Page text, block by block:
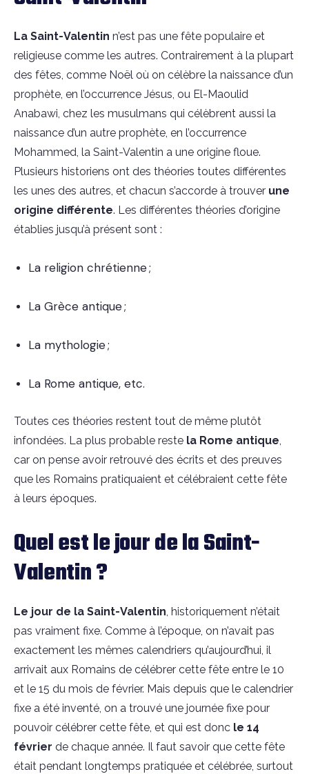
La Saint-Valentin n’est pas une fête populaire et
religieuse comme les autres. Contrairement à la plupart
des fêtes, comme Noël où on célèbre la naissance d’un
prophète, en l’occurrence Jésus, ou El-Maoulid
Anabawi, chez les musulmans qui célèbrent aussi la
naissance d’un autre prophète, en l’occurrence
Mohammed, la Saint-Valentin a une origine floue.
Plusieurs historiens ont des théories toutes différentes
les unes des autres, et chacun s’accorde à trouver une
origine différente. Les différentes théories d’origine
établies jusqu’à présent sont :
La religion chrétienne ;
La Grèce antique ;
La mythologie ;
La Rome antique, etc.
Toutes ces théories restent tout de même plutôt
infondées. La plus probable reste la Rome antique,
car on pense avoir retrouvé des écrits et des preuves
que les Romains pratiquaient et célébraient cette fête
à leurs époques.
Quel est le jour de la Saint-
Valentin ?
Le jour de la Saint-Valentin, historiquement n’était
pas vraiment fixe. Comme à l’époque, on n’avait pas
exactement les mêmes calendriers qu’aujourd’hui, il
arrivait aux Romains de célébrer cette fête entre le 10
et le 15 du mois de février. Mais depuis que le calendrier
fixe a été inventé, on a trouvé une journée fixe pour
pouvoir célébrer cette fête, et qui est donc le 14
février de chaque année. Il faut savoir que cette fête
était pendant longtemps pratiquée et célébrée, surtout